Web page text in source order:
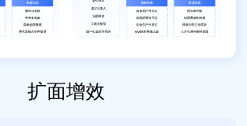
扩面增效